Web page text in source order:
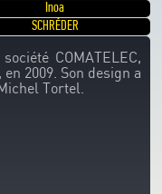
Inoa
SCHRÉDER
COMATELEC,
2009. Son design a
Tortel.